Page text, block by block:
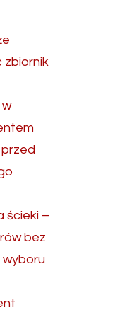
zbiornik
ścieki –
bez